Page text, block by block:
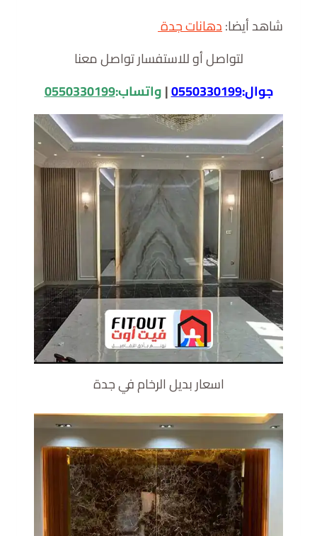
شاهد أيضا:دهانات جدة
لتواصل أو للاستفسار تواصل معنا
جوال:0550330199
|واتساب:0550330199
اسعار بديل الرخام في جدة